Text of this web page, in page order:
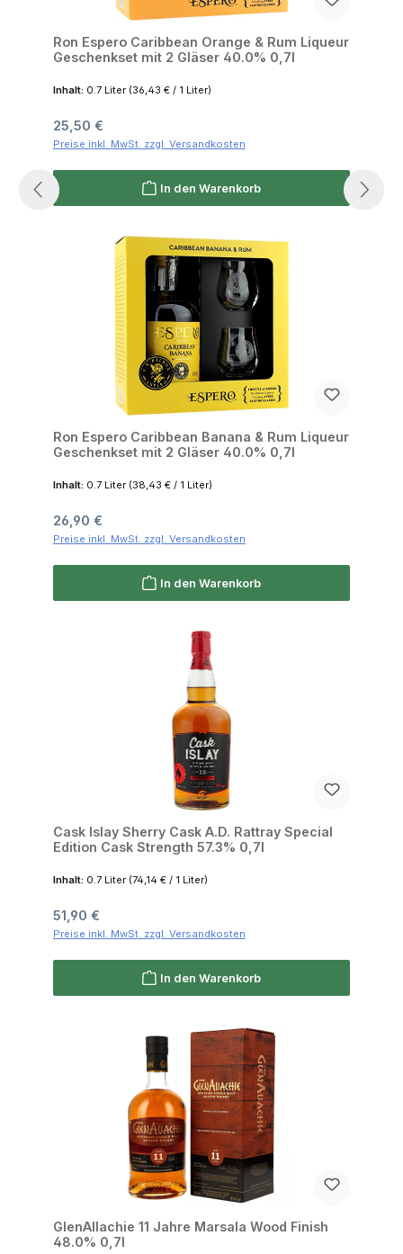
Ron Espero Caribbean Orange & Rum Liqueur
Geschenkset mit 2 Gläser 40.0% 0,7l
Inhalt: 0.7 Liter (36,43 € / 1 Liter)
Regulärer Preis:
25,50 €
Preise inkl. MwSt. zzgl. Versandkosten
In den Warenkorb
Ron Espero Caribbean Banana & Rum Liqueur
Geschenkset mit 2 Gläser 40.0% 0,7l
Inhalt: 0.7 Liter (38,43 € / 1 Liter)
Regulärer Preis:
26,90 €
Preise inkl. MwSt. zzgl. Versandkosten
In den Warenkorb
Cask Islay Sherry Cask A.D. Rattray Special
Edition Cask Strength 57.3% 0,7l
Inhalt: 0.7 Liter (74,14 € / 1 Liter)
Regulärer Preis:
51,90 €
Preise inkl. MwSt. zzgl. Versandkosten
In den Warenkorb
GlenAllachie 11 Jahre Marsala Wood Finish
48.0% 0,7l